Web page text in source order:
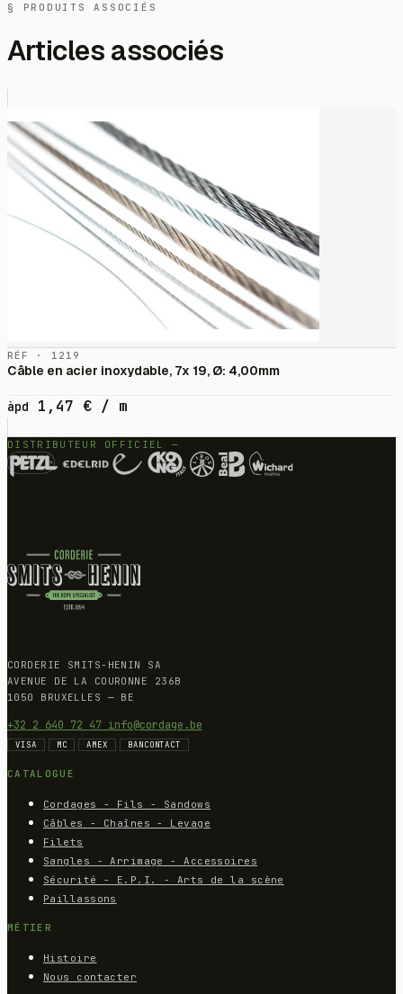
§ PRODUITS ASSOCIÉS
Articles associés
RÉF · 1219
Câble en acier inoxydable, 7x 19, Ø: 4,00mm
àpd 1,47 € / m
DISTRIBUTEUR OFFICIEL —
CORDERIE SMITS-HENIN SA
AVENUE DE LA COURONNE 236B
1050 BRUXELLES — BE
+32 2 640 72 47 info@cordage.be
VISA MC AMEX BANCONTACT
CATALOGUE
Cordages - Fils - Sandows
Câbles - Chaînes - Levage
Filets
Sangles - Arrimage - Accessoires
Sécurité - E.P.I. - Arts de la scène
Paillassons
MÉTIER
Histoire
Nous contacter